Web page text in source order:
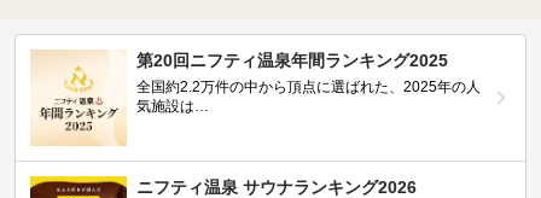
第20回ニフティ温泉年間ランキング2025
全国約2.2万件の中から頂点に選ばれた、2025年の人
気施設は…
ニフティ温泉 サウナランキング2026